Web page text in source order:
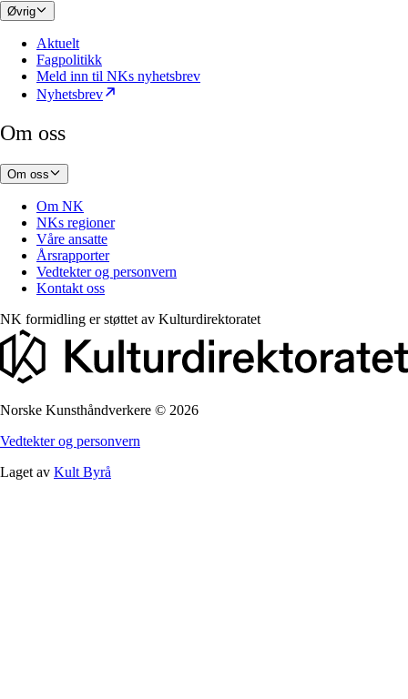
Øvrig
Aktuelt
Fagpolitikk
Meld inn til NKs nyhetsbrev
Nyhetsbrev
Om oss
Om oss
Om NK
NKs regioner
Våre ansatte
Årsrapporter
Vedtekter og personvern
Kontakt oss
NK formidling er støttet av Kulturdirektoratet
Norske Kunsthåndverkere © 2026
Vedtekter og personvern
Laget av Kult Byrå